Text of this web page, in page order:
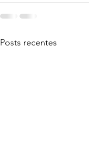
Posts recentes